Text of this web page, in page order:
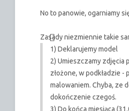
No to panowie, ogarniamy
Zasady niezmiennie takie
1) Deklarujemy model
2) Umieszczamy zdjęcia
złożone, w podkładzie -
malowaniem. Chyba, ze
dokończenie czegoś.
3) Do końca miesiąca